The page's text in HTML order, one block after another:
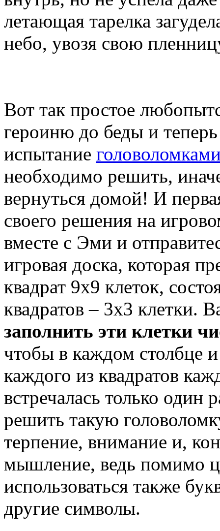
летающая тарелка
небо, увозя свою
Вот так простое
героиню до беды и
испытание
необходимо решить,
вернуться домой! И
своего решения на
вместе с Эми и
игровая доска, которая
квадрат 9х9 клеток,
квадратов – 3х3 клетки.
заполнить эти клетки
чтобы в каждом столбце
каждого из квадратов
встречалась только один
решить такую
терпение, внимание и,
мышление, ведь помимо
использоваться также
другие символы.